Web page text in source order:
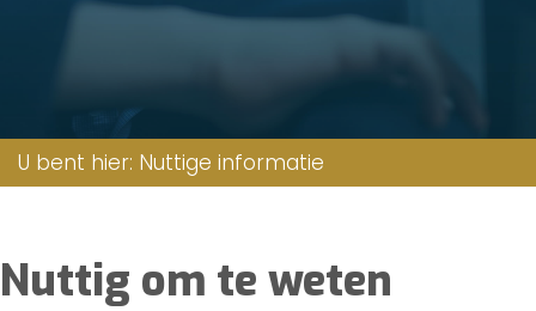
U bent hier: Nuttige informatie
Nuttig om te weten